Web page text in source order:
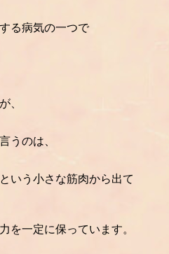
る病気の一つで
、
うのは、
いう小さな筋肉から出て
を一定に保っています。